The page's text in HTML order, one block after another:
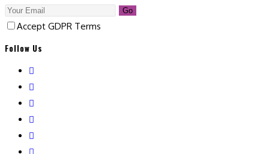
Go
Accept GDPR Terms
Follow Us